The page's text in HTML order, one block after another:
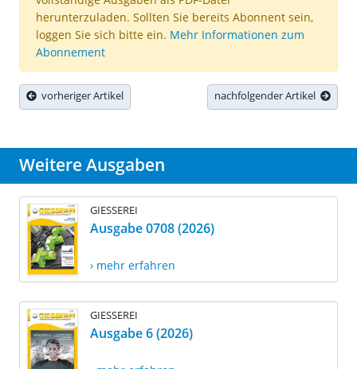
herunterzuladen. Sollten Sie bereits Abonnent sein,
loggen Sie sich bitte ein. Mehr Informationen zum
Abonnement
vorheriger Artikel nachfolgender Artikel
Weitere Ausgaben
GIESSEREI
Ausgabe 0708 (2026)
› mehr erfahren
GIESSEREI
Ausgabe 6 (2026)